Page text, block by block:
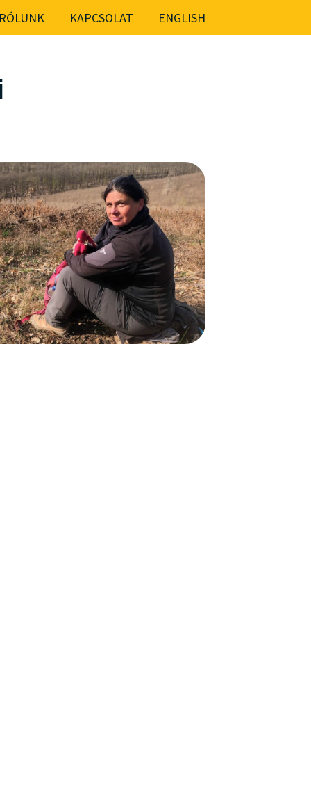
RÓLUNK KAPCSOLAT ENGLISH